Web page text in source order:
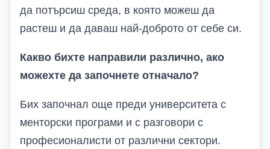
да потърсиш среда, в която можеш да
растеш и да даваш най-доброто от себе си.
Какво бихте направили различно, ако
можехте да започнете отначало?
Бих започнал още преди университета с
менторски програми и с разговори с
професионалисти от различни сектори.